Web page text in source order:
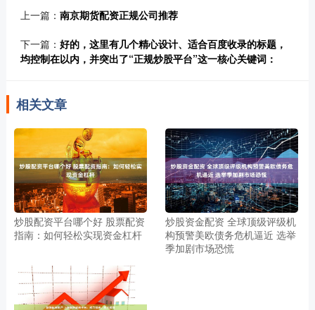
上一篇： 南京期货配资正规公司推荐
下一篇： 好的，这里有几个精心设计、适合百度收录的标题，
均控制在以内，并突出了“正规炒股平台”这一核心关键词：
相关文章
炒股配资平台哪个好 股票配资
指南：如何轻松实现资金杠杆
炒股资金配资 全球顶级评级机
构预警美欧债务危机逼近 选举
季加剧市场恐慌